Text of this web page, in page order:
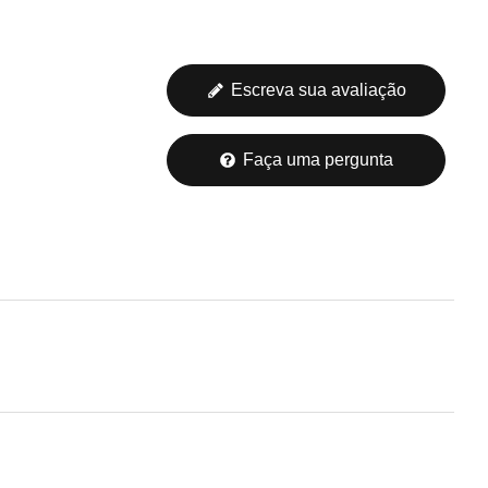
Escreva sua avaliação
Faça uma pergunta